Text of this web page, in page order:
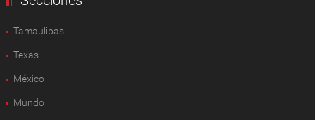
Tamaulipas
Texas
México
Mundo